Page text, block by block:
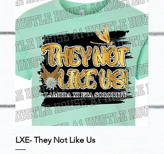
LXE- They Not Like Us